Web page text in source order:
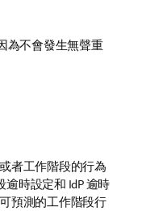
為不會發生無聲重
者工作階段的行為
逾時設定和 IdP 逾時
預測的工作階段行